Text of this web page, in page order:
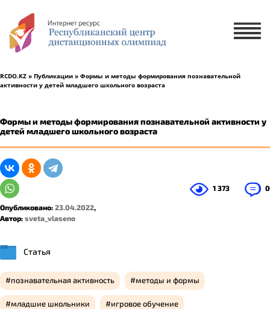
RCDO.KZ » Публикации » Формы и методы формирования познавательной
активности у детей младшего школьного возраста
Формы и методы формирования познавательной активности у
детей младшего школьного возраста
Опубликовано: 23.04.2022,
Автор: sveta_vlaseno
0
1 373
Статья
познавательная активность методы и формы
младшие школьники игровое обучение
1 ученик 2-5 учеников